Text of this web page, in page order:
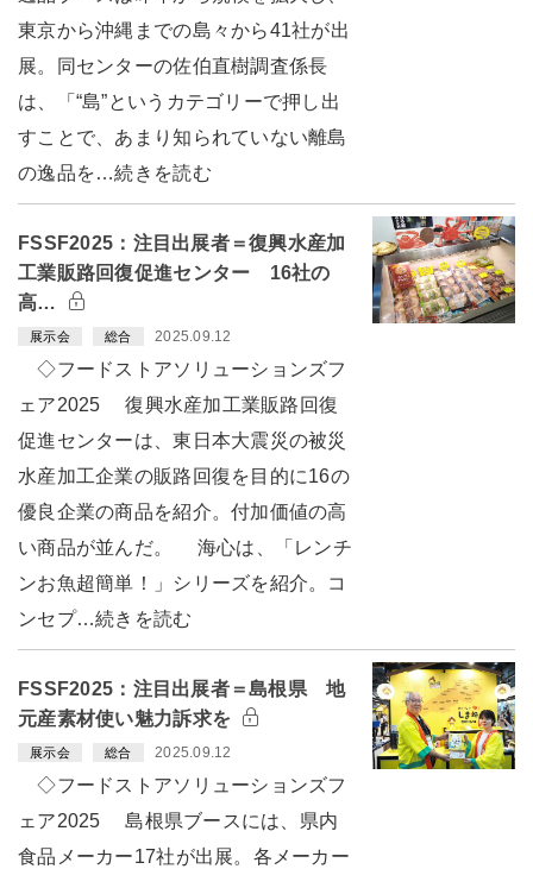
東京から沖縄までの島々から41社が出
展。同センターの佐伯直樹調査係長
は、「“島”というカテゴリーで押し出
すことで、あまり知られていない離島
の逸品を…続きを読む
FSSF2025：注目出展者＝復興水産加
工業販路回復促進センター 16社の
高…
展示会 総合 2025.09.12
◇フードストアソリューションズフ
ェア2025 復興水産加工業販路回復
促進センターは、東日本大震災の被災
水産加工企業の販路回復を目的に16の
優良企業の商品を紹介。付加価値の高
い商品が並んだ。 海心は、「レンチ
ンお魚超簡単！」シリーズを紹介。コ
ンセプ…続きを読む
FSSF2025：注目出展者＝島根県 地
元産素材使い魅力訴求を
展示会 総合 2025.09.12
◇フードストアソリューションズフ
ェア2025 島根県ブースには、県内
食品メーカー17社が出展。各メーカー